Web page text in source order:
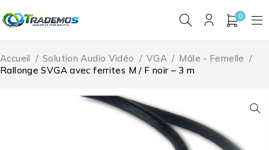
0
Accueil / Solution Audio Vidéo / VGA / Mâle - Femelle /
Rallonge SVGA avec ferrites M / F noir – 3 m